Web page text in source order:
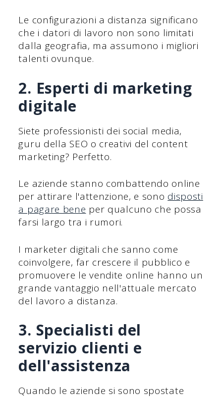
Le configurazioni a distanza significano
che i datori di lavoro non sono limitati
dalla geografia, ma assumono i migliori
talenti ovunque.
2. Esperti di marketing
digitale
Siete professionisti dei social media,
guru della SEO o creativi del content
marketing? Perfetto.
Le aziende stanno combattendo online
per attirare l'attenzione, e sono disposti
a pagare bene per qualcuno che possa
farsi largo tra i rumori.
I marketer digitali che sanno come
coinvolgere, far crescere il pubblico e
promuovere le vendite online hanno un
grande vantaggio nell'attuale mercato
del lavoro a distanza.
3. Specialisti del
servizio clienti e
dell'assistenza
Quando le aziende si sono spostate